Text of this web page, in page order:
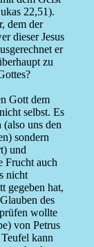
22,51).
dem der
dieser Jesus
er
zu
Gott dem
selbst. Es
uns den
sondern
und
Frucht auch
nicht
gegeben hat,
des
wollte
von Petrus
kann